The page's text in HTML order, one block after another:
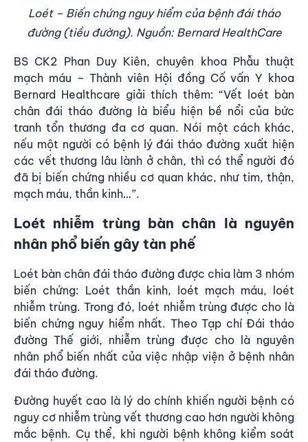
Loét – Biến chứng nguy hiểm của bệnh đái tháo
đường (tiều đường). Nguồn: Bernard HealthCare
BS CK2 Phan Duy Kiên, chuyên khoa Phẫu thuật
mạch máu – Thành viên Hội đồng Cố vấn Y khoa
Bernard Healthcare giải thích thêm: “Vết loét bàn
chân đái tháo đường là biểu hiện bề nổi của bức
tranh tổn thương đa cơ quan. Nói một cách khác,
nếu một người có bệnh lý đái tháo đường xuất hiện
các vết thương lâu lành ở chân, thì có thể người đó
đã bị biến chứng nhiều cơ quan khác, như tim, thận,
mạch máu, thần kinh…”.
Loét nhiễm trùng bàn chân là nguyên
nhân phổ biến gây tàn phế
Loét bàn chân đái tháo đường được chia làm 3 nhóm
biến chứng: Loét thần kinh, loét mạch máu, loét
nhiễm trùng. Trong đó, loét nhiễm trùng được cho là
biến chứng nguy hiểm nhất. Theo Tạp chí Đái tháo
đường Thế giới, nhiễm trùng được cho là nguyên
nhân phổ biến nhất của việc nhập viện ở bệnh nhân
đái tháo đường.
Đường huyết cao là lý do chính khiến người bệnh có
nguy cơ nhiễm trùng vết thương cao hơn người không
mắc bệnh. Cụ thể, khi người bệnh không kiểm soát